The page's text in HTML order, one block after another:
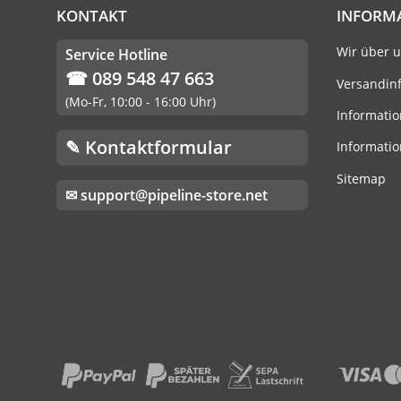
KONTAKT
Service Hotline
☎ 089 548 47 663
(Mo-Fr, 10:00 - 16:00 Uhr)
✎ Kontaktformular
✉ support@pipeline-store.net
Wir über
Sitemap